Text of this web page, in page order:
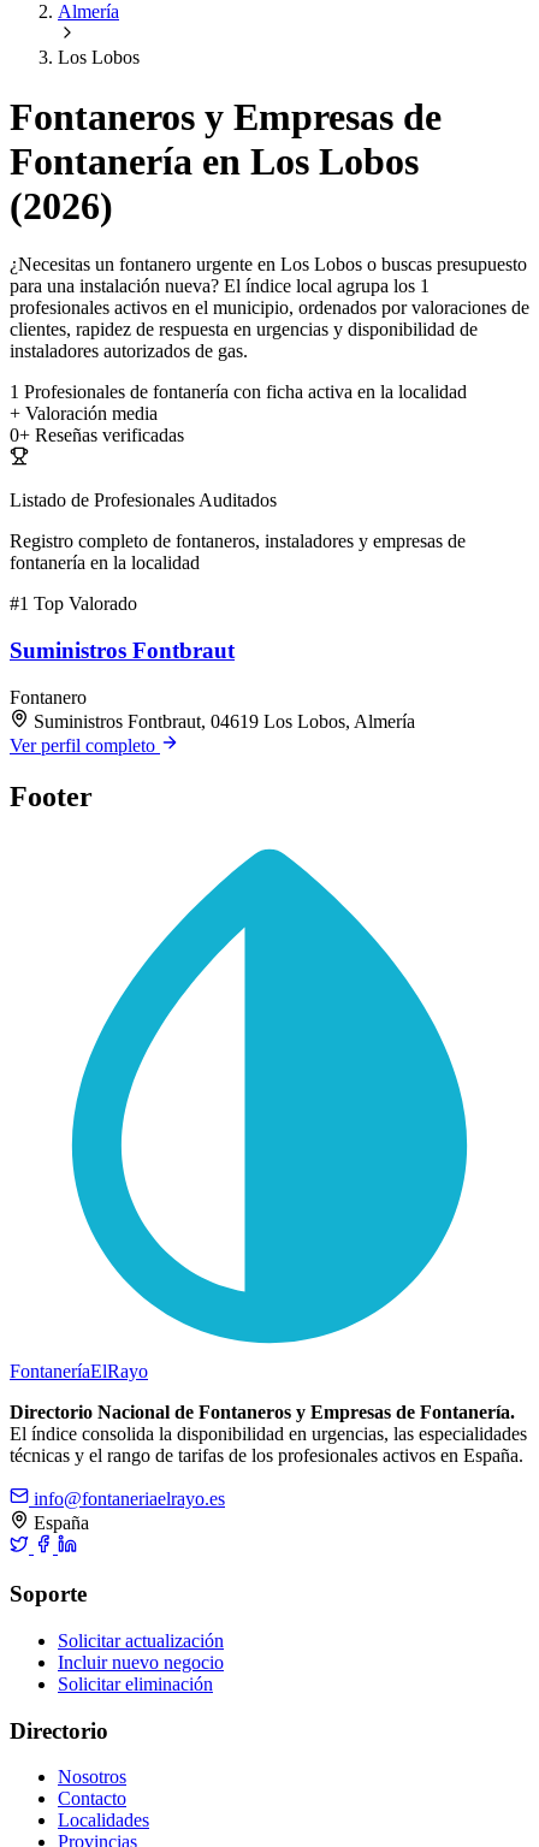
Almería
Los Lobos
Fontaneros y Empresas de
Fontanería en Los Lobos
(2026)
¿Necesitas un fontanero urgente en Los Lobos o buscas presupuesto
para una instalación nueva? El índice local agrupa los 1
profesionales activos en el municipio, ordenados por valoraciones de
clientes, rapidez de respuesta en urgencias y disponibilidad de
instaladores autorizados de gas.
1 Profesionales de fontanería con ficha activa en la localidad
+ Valoración media
0+ Reseñas verificadas
Listado de Profesionales Auditados
Registro completo de fontaneros, instaladores y empresas de
fontanería en la localidad
#1 Top Valorado
Suministros Fontbraut
Fontanero
Suministros Fontbraut, 04619 Los Lobos, Almería
Ver perfil completo
Footer
FontaneríaElRayo
Directorio Nacional de Fontaneros y Empresas de Fontanería.
El índice consolida la disponibilidad en urgencias, las especialidades
técnicas y el rango de tarifas de los profesionales activos en España.
info@fontaneriaelrayo.es
España
Soporte
Solicitar actualización
Incluir nuevo negocio
Solicitar eliminación
Directorio
Nosotros
Contacto
Localidades
Provincias